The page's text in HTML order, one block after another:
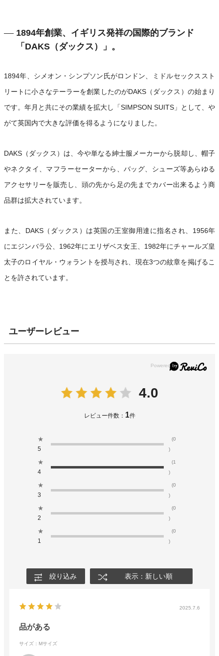
1894年創業、イギリス発祥の国際的ブランド
「DAKS（ダックス）」。
1894年、シメオン・シンプソン氏がロンドン、ミドルセックススト
リートに小さなテーラーを創業したのがDAKS（ダックス）の始まり
です。年月と共にその業績を拡大し「SIMPSON SUITS」として、や
がて英国内で大きな評価を得るようになりました。
DAKS（ダックス）は、今や単なる紳士服メーカーから脱却し、帽子
やネクタイ、マフラーセーターから、バッグ、シューズ等あらゆる
アクセサリーを販売し、頭の先から足の先までカバー出来るよう商
品群は拡大されています。
また、DAKS（ダックス）は英国の王室御用達に指名され、1956年
にエジンバラ公、1962年にエリザベス女王、1982年にチャールズ皇
太子のロイヤル・ウォラントを授与され、現在3つの紋章を掲げるこ
とを許されています。
ユーザーレビュー
4.0
レビュー件数： 1件
★
5
(0
)
★
4
(1
)
★
3
(0
)
★
2
(0
)
★
1
(0
)
絞り込み 表示：新しい順
2025.7.6
品がある
サイズ：Mサイズ